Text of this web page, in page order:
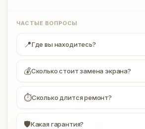
ЧАСТЫЕ ВОПРОСЫ
📍Где вы находитесь?
💰Сколько стоит замена экрана?
⏱Сколько длится ремонт?
🛡Какая гарантия?